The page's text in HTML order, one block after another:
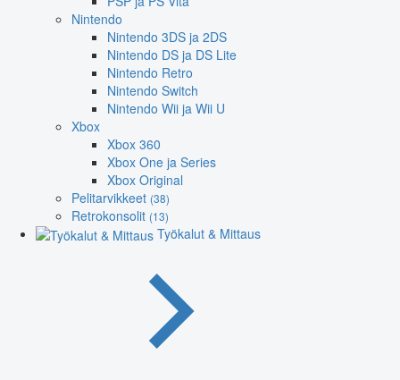
Nintendo
Nintendo 3DS ja 2DS
Nintendo DS ja DS Lite
Nintendo Retro
Nintendo Switch
Nintendo Wii ja Wii U
Xbox
Xbox 360
Xbox One ja Series
Xbox Original
Pelitarvikkeet (38)
Retrokonsolit (13)
Työkalut & Mittaus